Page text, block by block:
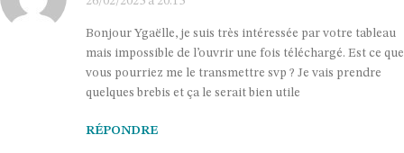
Bonjour Ygaëlle, je suis très intéressée par votre tableau
mais impossible de l’ouvrir une fois téléchargé. Est ce que
vous pourriez me le transmettre svp ? Je vais prendre
quelques brebis et ça le serait bien utile
RÉPONDRE